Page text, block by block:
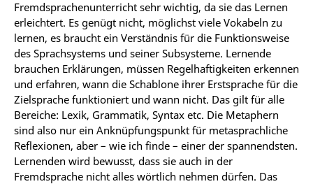
Fremdsprachenunterricht sehr wichtig, da sie das Lernen
erleichtert. Es genügt nicht, möglichst viele Vokabeln zu
lernen, es braucht ein Verständnis für die Funktionsweise
des Sprachsystems und seiner Subsysteme. Lernende
brauchen Erklärungen, müssen Regelhaftigkeiten erkennen
und erfahren, wann die Schablone ihrer Erstsprache für die
Zielsprache funktioniert und wann nicht. Das gilt für alle
Bereiche: Lexik, Grammatik, Syntax etc. Die Metaphern
sind also nur ein Anknüpfungspunkt für metasprachliche
Reflexionen, aber – wie ich finde – einer der spannendsten.
Lernenden wird bewusst, dass sie auch in der
Fremdsprache nicht alles wörtlich nehmen dürfen. Das